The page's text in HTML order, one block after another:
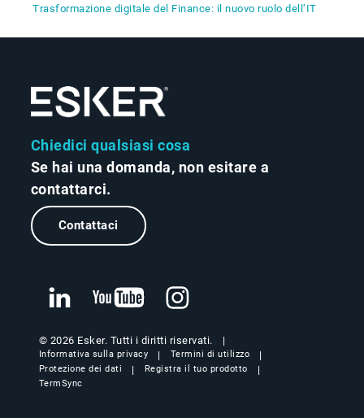
Trasformazione digitale del Finance: il nuovo ruolo dell’IT
Chiedici qualsiasi cosa
Se hai una domanda, non esitare a
contattarci.
Contattaci
© 2026 Esker. Tutti i diritti riservati.
Informativa sulla privacy
Termini di utilizzo
Protezione dei dati
Registra il tuo prodotto
TermSync